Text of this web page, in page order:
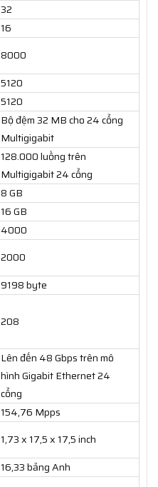
32
16
8000
5120
5120
Bộ đệm 32 MB cho 24 cổng
Multigigabit
128.000 luồng trên
Multigigabit 24 cổng
8 GB
16 GB
4000
2000
9198 byte
208
Lên đến 48 Gbps trên mô
hình Gigabit Ethernet 24
cổng
154,76 Mpps
1,73 x 17,5 x 17,5 inch
16,33 bảng Anh